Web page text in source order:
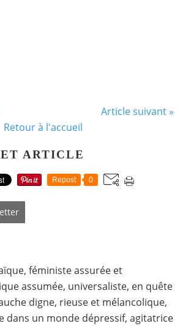
Article suivant »
Retour à l'accueil
ARTICLE
Repost 0
féministe assurée et
assumée, universaliste, en quête
digne, rieuse et mélancolique,
dans un monde dépressif, agitatrice